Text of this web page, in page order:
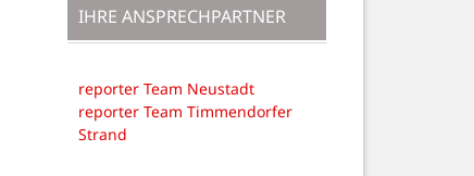
IHRE ANSPRECHPARTNER
reporter Team Neustadt
reporter Team Timmendorfer
Strand